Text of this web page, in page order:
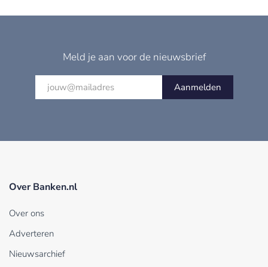
Meld je aan voor de nieuwsbrief
Aanmelden
Over Banken.nl
Over ons
Adverteren
Nieuwsarchief